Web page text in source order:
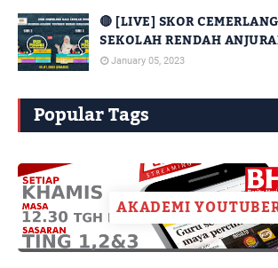
🔴 [LIVE] SKOR
SEKOLAH RENDAH
YOUTUBER DENGAN
January 05, 2023
Popular Tags
AKADEMI